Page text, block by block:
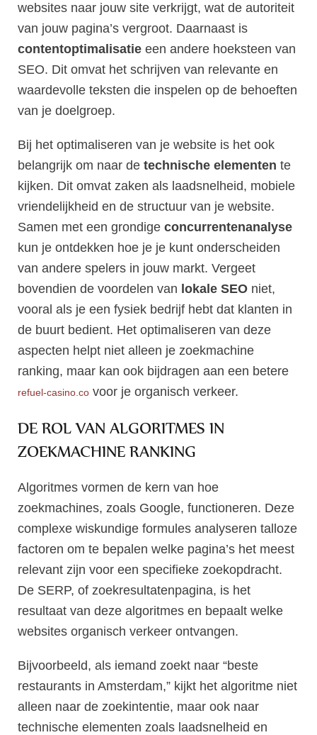
websites naar jouw site verkrijgt, wat de autoriteit
van jouw pagina’s vergroot. Daarnaast is
contentoptimalisatie een andere hoeksteen van
SEO. Dit omvat het schrijven van relevante en
waardevolle teksten die inspelen op de behoeften
van je doelgroep.
Bij het optimaliseren van je website is het ook
belangrijk om naar de technische elementen te
kijken. Dit omvat zaken als laadsnelheid, mobiele
vriendelijkheid en de structuur van je website.
Samen met een grondige concurrentenanalyse
kun je ontdekken hoe je je kunt onderscheiden
van andere spelers in jouw markt. Vergeet
bovendien de voordelen van lokale SEO niet,
vooral als je een fysiek bedrijf hebt dat klanten in
de buurt bedient. Het optimaliseren van deze
aspecten helpt niet alleen je zoekmachine
ranking, maar kan ook bijdragen aan een betere
refuel-casino.co voor je organisch verkeer.
DE ROL VAN ALGORITMES IN
ZOEKMACHINE RANKING
Algoritmes vormen de kern van hoe
zoekmachines, zoals Google, functioneren. Deze
complexe wiskundige formules analyseren talloze
factoren om te bepalen welke pagina’s het meest
relevant zijn voor een specifieke zoekopdracht.
De SERP, of zoekresultatenpagina, is het
resultaat van deze algoritmes en bepaalt welke
websites organisch verkeer ontvangen.
Bijvoorbeeld, als iemand zoekt naar “beste
restaurants in Amsterdam,” kijkt het algoritme niet
alleen naar de zoekintentie, maar ook naar
technische elementen zoals laadsnelheid en